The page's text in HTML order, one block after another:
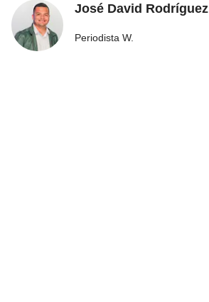
José David Rodríguez
Periodista W.